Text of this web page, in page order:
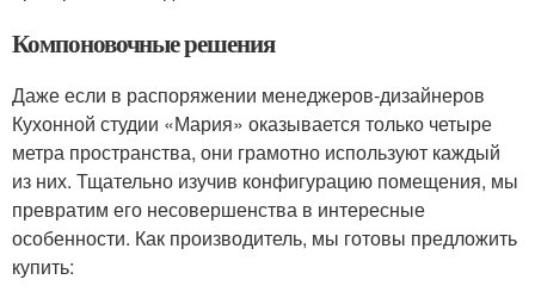
Компоновочные решения
Даже если в распоряжении менеджеров-дизайнеров
Кухонной студии «Мария» оказывается только четыре
метра пространства, они грамотно используют каждый
из них. Тщательно изучив конфигурацию помещения, мы
превратим его несовершенства в интересные
особенности. Как производитель, мы готовы предложить
купить: